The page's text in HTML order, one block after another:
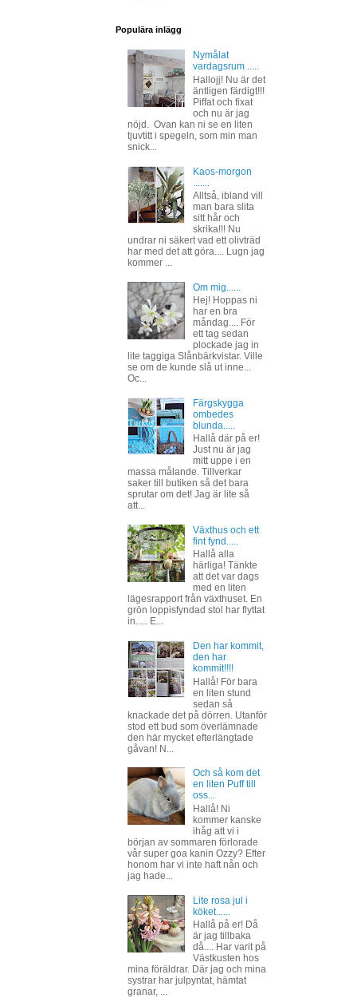
Populära inlägg
Nymålat
vardagsrum .....
Hallojj! Nu är det
äntligen färdigt!!!
Piffat och fixat
och nu är jag
nöjd. Ovan kan ni se en liten
tjuvtitt i spegeln, som min man
snick...
Kaos-morgon
Alltså, ibland vill
man bara slita
sitt hår och
skrika!!! Nu
undrar ni säkert vad ett olivträd
har med det att göra.... Lugn jag
kommer ...
Om mig......
Hej! Hoppas ni
har en bra
måndag.... För
ett tag sedan
plockade jag in
lite taggiga Slånbärkvistar. Ville
se om de kunde slå ut inne...
Oc...
Färgskygga
ombedes
blunda.....
Hallå där på er!
Just nu är jag
mitt uppe i en
massa målande. Tillverkar
saker till butiken så det bara
sprutar om det! Jag är lite så
att...
Växthus och ett
fint fynd.....
Hallå alla
härliga! Tänkte
att det var dags
med en liten
lägesrapport från växthuset. En
grön loppisfyndad stol har flyttat
in..... E...
Den har kommit,
den har
kommit!!!!
Hallå! För bara
en liten stund
sedan så
knackade det på dörren. Utanför
stod ett bud som överlämnade
den här mycket efterlängtade
gåvan! N...
Och så kom det
en liten Puff till
oss...
Hallå! Ni
kommer kanske
ihåg att vi i
början av sommaren förlorade
vår super goa kanin Ozzy? Efter
honom har vi inte haft nån och
jag hade...
Lite rosa jul i
köket......
Hallå på er! Då
är jag tillbaka
då.... Har varit på
Västkusten hos
mina föräldrar. Där jag och mina
systrar har julpyntat, hämtat
granar, ...